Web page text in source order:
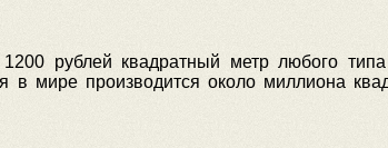
рублей квадратный метр любого
мире производится около миллиона